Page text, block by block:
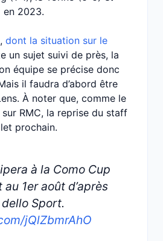
en 2023.
dont la situation sur le
un sujet suivi de près, la
équipe se précise donc
il faudra d’abord être
À noter que, comme le
sur RMC, la reprise du staff
prochain.
à la Como Cup
1er août d’après
Sport.
jQlZbmrAhO